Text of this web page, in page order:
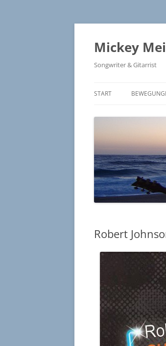
Zum
springen
Mickey
Songwriter & Gitarrist
START
Robert